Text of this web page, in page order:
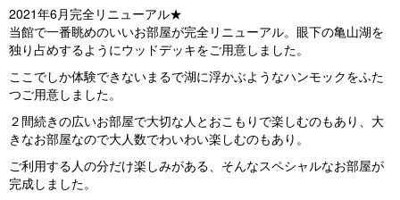
vi
o
u
s
xt
2021年6月完全リニューアル★
当館で一番眺めのいいお部屋が完全リニューアル。眼下の亀山湖を
独り占めするようにウッドデッキをご用意しました。
ここでしか体験できないまるで湖に浮かぶようなハンモックをふた
つご用意しました。
２間続きの広いお部屋で大切な人とおこもりで楽しむのもあり、大
きなお部屋なので大人数でわいわい楽しむのもあり。
ご利用する人の分だけ楽しみがある、そんなスペシャルなお部屋が
完成しました。